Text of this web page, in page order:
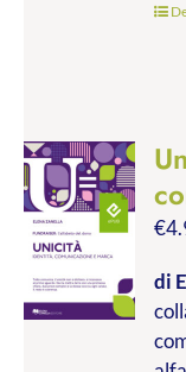
€
di